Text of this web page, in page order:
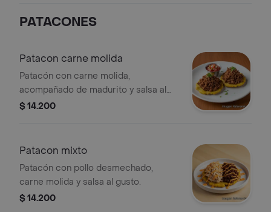
PATACONES
Patacon carne molida
Patacón con carne molida,
acompañado de madurito y salsa al
gusto.
$ 14.200
Patacon mixto
Patacón con pollo desmechado,
carne molida y salsa al gusto.
$ 14.200